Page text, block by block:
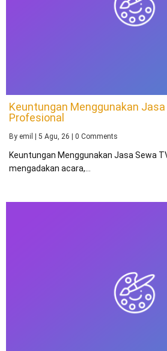
Keuntungan Menggunakan
Profesional
By emil 5 Agu, 26 0 Comments
Keuntungan Menggunakan Jasa Sewa
mengadakan acara,…